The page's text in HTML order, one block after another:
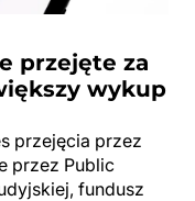
przejęte za
wykup
przejęcia przez
przez Public
fundusz